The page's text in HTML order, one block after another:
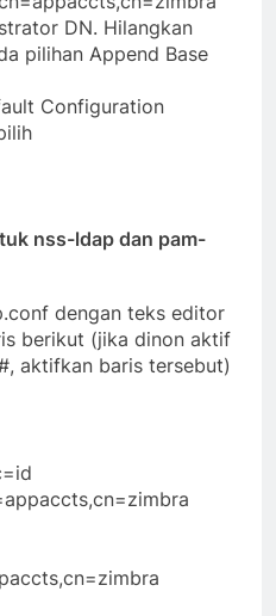
DN. Hilangkan
pilihan Append Base
Configuration
nss-ldap dan pam-
dengan teks editor
berikut (jika dinon aktif
aktifkan baris tersebut)